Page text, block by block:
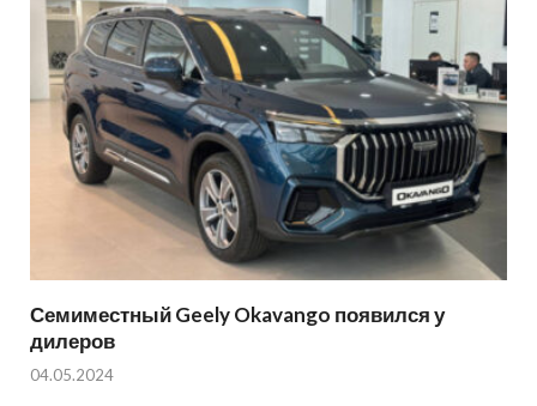
Семиместный Geely Okavango появился у
дилеров
04.05.2024